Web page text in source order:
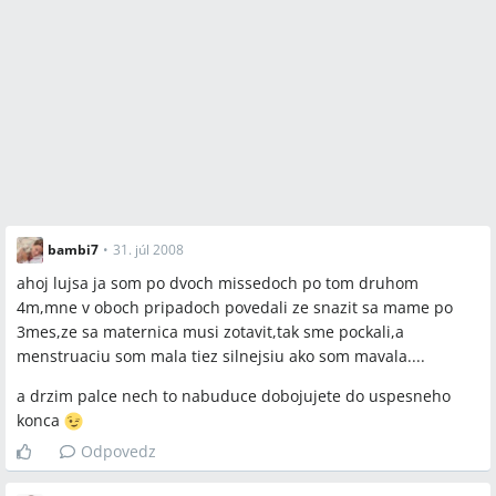
bambi7 • 31. júl 2008
ahoj lujsa ja som po dvoch missedoch po tom druhom
4m,mne v oboch pripadoch povedali ze snazit sa mame po
3mes,ze sa maternica musi zotavit,tak sme pockali,a
menstruaciu som mala tiez silnejsiu ako som mavala....
a drzim palce nech to nabuduce dobojujete do uspesneho
konca
Odpovedz